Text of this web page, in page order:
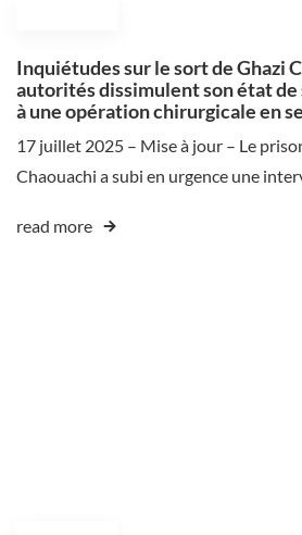
Inquiétudes sur le sort de Ghazi
autorités dissimulent son état
à une opération chirurgicale en
17 juillet 2025 – Mise à jour – Le
Chaouachi a subi en urgence une
read more